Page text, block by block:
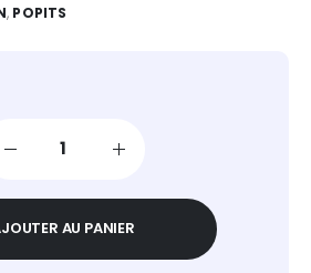
, POPITS
AU PANIER